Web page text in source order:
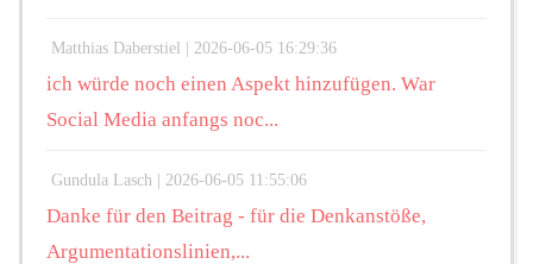
Matthias Daberstiel | 2026-06-05 16:29:36
ich würde noch einen Aspekt hinzufügen. War
Social Media anfangs noc...
Gundula Lasch | 2026-06-05 11:55:06
Danke für den Beitrag - für die Denkanstöße,
Argumentationslinien,...